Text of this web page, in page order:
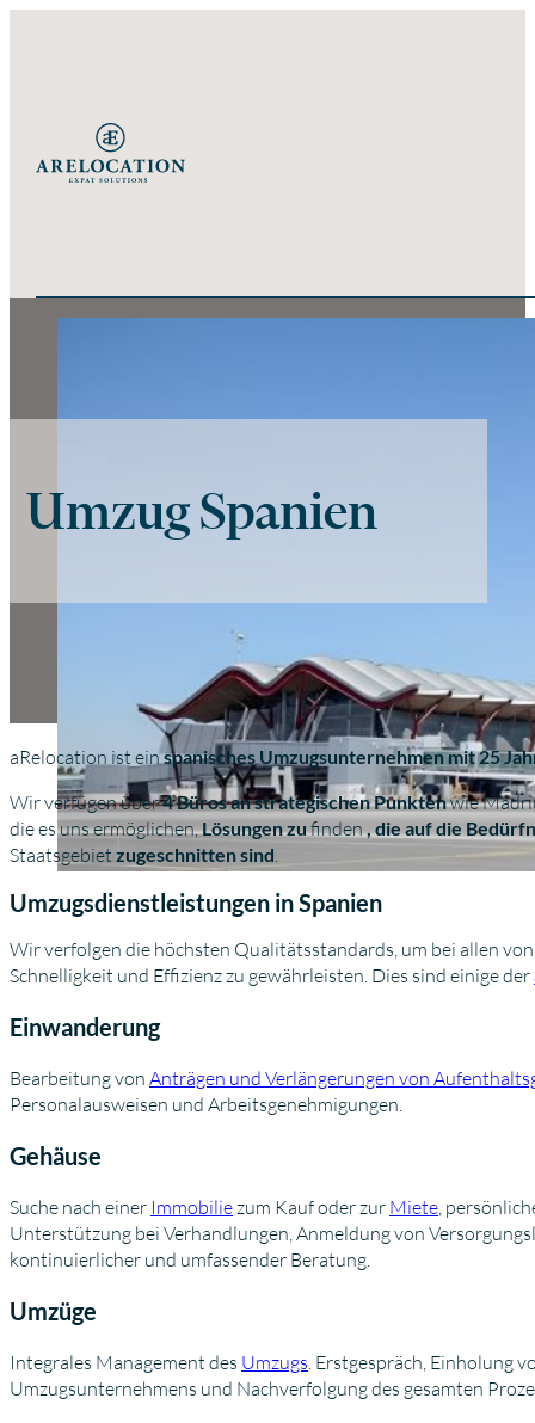
Umzug Spanien
aRelocation ist einspanisches Umzugsunternehmen mit 25
Wir verfügen über4 Büros an strategischen Punktenwie
die es uns ermöglichen,Lösungen zufinden, die auf die
Staatsgebiet zugeschnitten sind
Umzugsdienstleistungen in Spanien
Wir verfolgen die höchsten Qualitätsstandards, um bei allen
Schnelligkeit und Effizienz zu gewährleisten. Dies sind einige der
Einwanderung
Bearbeitung von Anträgen und Verlängerungen von
Personalausweisen und Arbeitsgenehmigungen.
Gehäuse
Suche nach einer Immobiliezum Kauf oder zur Miete ,
Unterstützung bei Verhandlungen, Anmeldung von
kontinuierlicher und umfassender Beratung.
Umzüge
Integrales Management des Umzugs . Erstgespräch, Einholung
Umzugsunternehmens und Nachverfolgung des gesamten